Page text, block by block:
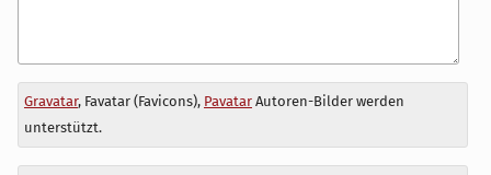
Antwort
zu
Gravatar, Favatar (Favicons), PavatarAutoren-Bilder werden
unterstützt.